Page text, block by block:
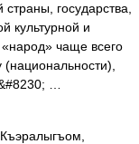
государства,
культурной и
чаще всего
…